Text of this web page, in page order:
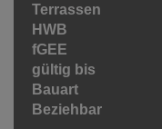
Terrassen
HWB
fGEE
gültig bis
Bauart
Beziehbar